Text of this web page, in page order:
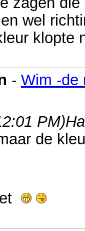
wel
klopte
- Wim -de
PM)
de